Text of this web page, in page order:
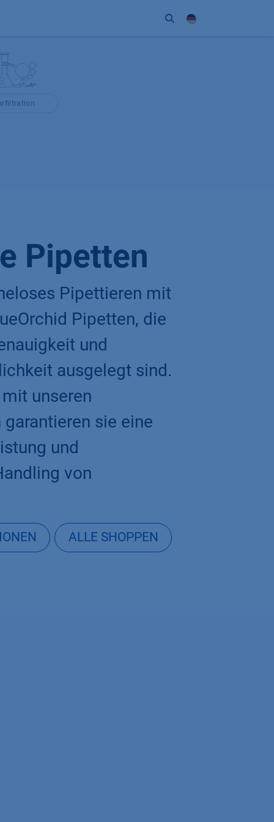
Pipetten
Pipettieren mit
Pipetten, die
und
ausgelegt sind.
unseren
sie eine
und
von
ALLE SHOPPEN